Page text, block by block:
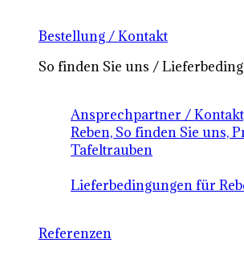
Bestellung / Kontakt
So finden Sie uns /
Ansprechpartner /
Reben, So finden Sie uns,
Tafeltrauben
Lieferbedingungen für
Referenzen